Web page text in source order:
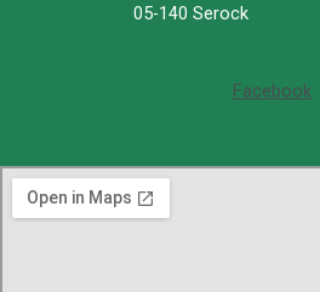
05-140 Serock
Facebook